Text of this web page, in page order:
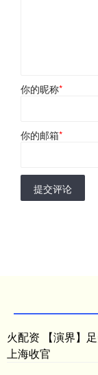
你的昵称*
你的邮箱*
提交评论
火配资 【演界】
上海收官